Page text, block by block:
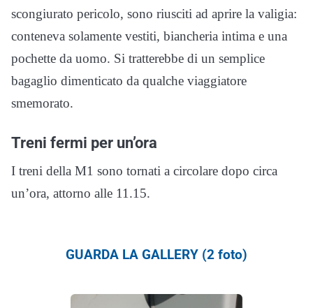
scongiurato pericolo, sono riusciti ad aprire la valigia:
conteneva solamente vestiti, biancheria intima e una
pochette da uomo. Si tratterebbe di un semplice
bagaglio dimenticato da qualche viaggiatore
smemorato.
Treni fermi per un’ora
I treni della M1 sono tornati a circolare dopo circa
un’ora, attorno alle 11.15.
GUARDA LA GALLERY (2 foto)